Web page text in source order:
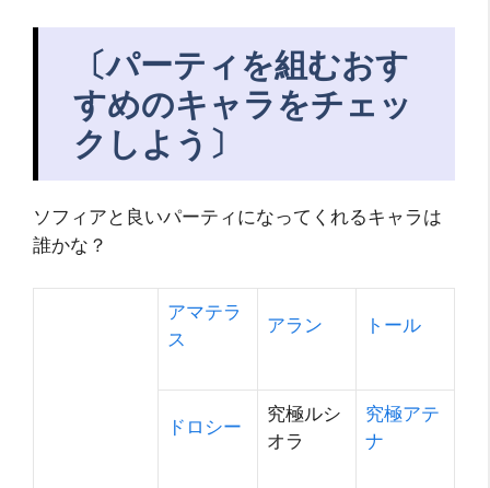
〔パーティを組むおす
すめのキャラをチェッ
クしよう〕
ソフィアと良いパーティになってくれるキャラは
誰かな？
アマテラ
ス
アラン トール
ドロシー
究極ルシ
オラ
究極アテ
ナ